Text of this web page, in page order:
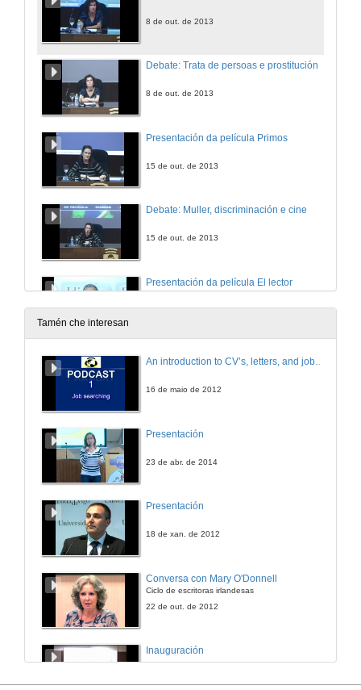
8 de out. de 2013
Debate: Trata de persoas e prostitución
8 de out. de 2013
Presentación da película Primos
15 de out. de 2013
Debate: Muller, discriminación e cine
15 de out. de 2013
Presentación da película El lector
22 de out. de 2013
Debate: Feminismo e pornografía
Debate: Muller e opresión política
Tamén che interesan
An introduction to CV’s, letters, and job searching
16 de maio de 2012
Presentación
23 de abr. de 2014
Presentación
18 de xan. de 2012
Conversa con Mary O'Donnell
Ciclo de escritoras irlandesas
22 de out. de 2012
Inauguración